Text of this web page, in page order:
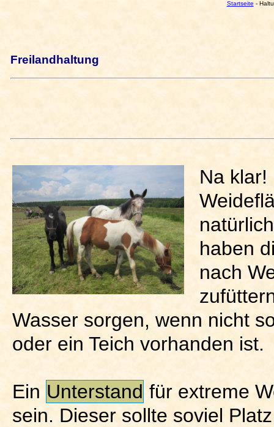
Startseite -
Freilandhaltung
Na
haben
nach
Wasser sorgen, wenn nicht
oder ein Teich vorhanden ist.
Ein Unterstand für extreme
sein. Dieser sollte soviel